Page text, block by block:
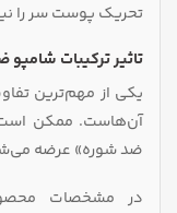
تحریک پوست سر را
تاثیر ترکیبات
یکی از مهم‌ترین
آن‌هاست. ممکن
ضد شوره» عرضه
در مشخصات